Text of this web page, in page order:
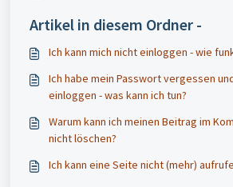
Artikel in diesem Ordner -
Ich kann mich nicht einloggen - wie
Ich habe mein Passwort vergessen
einloggen - was kann ich tun?
Warum kann ich meinen Beitrag im
nicht löschen?
Ich kann eine Seite nicht (mehr)